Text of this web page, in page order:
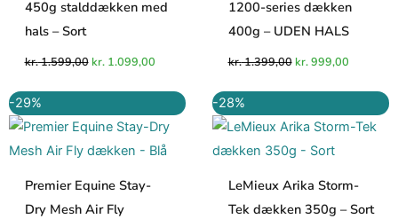
450g stalddækken med
hals – Sort
kr.1.599,00 kr.1.099,00
1200-series dækken
400g – UDEN HALS
kr.1.399,00 kr.999,00
-29%
Premier Equine Stay-
Dry Mesh Air Fly
oprindelige
pris
kr. 1.399,00.
aktuelle
pris
kr. 999,00.
-28%
LeMieux Arika Storm-
Tek dækken 350g – Sort
oprindelige
pris
kr. 1.949,00.
Den
pris